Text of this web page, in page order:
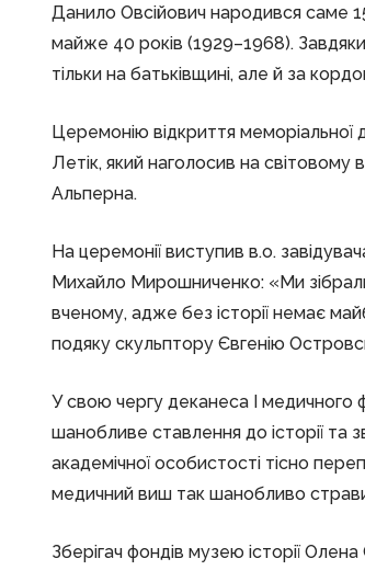
Данило Овсійович народився саме
майже 40 років (1929–1968).
тільки на батьківщині, але й за
Церемонію відкриття меморіальної
Летік, який наголосив на
Альперна.
На церемонії виступив в.о.
Михайло Мирошниченко: «Ми
вченому, адже без історії немає
подяку скульптору Євгенію
У свою чергу деканеса І медичного
шанобливе ставлення до історії та
академічної особистості тісно
медичний виш так шанобливо
Зберігач фондів музею історії